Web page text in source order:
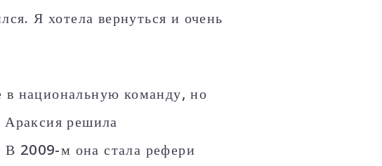
Я хотела вернуться и очень
национальную команду, но
Араксия решила
В 2009-м она стала рефери